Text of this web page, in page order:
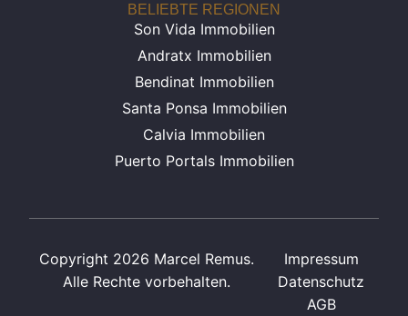
BELIEBTE REGIONEN
Son Vida Immobilien
Andratx Immobilien
Bendinat Immobilien
Santa Ponsa Immobilien
Calvia Immobilien
Puerto Portals Immobilien
Copyright 2026 Marcel Remus.
Alle Rechte vorbehalten.
Impressum
Datenschutz
AGB